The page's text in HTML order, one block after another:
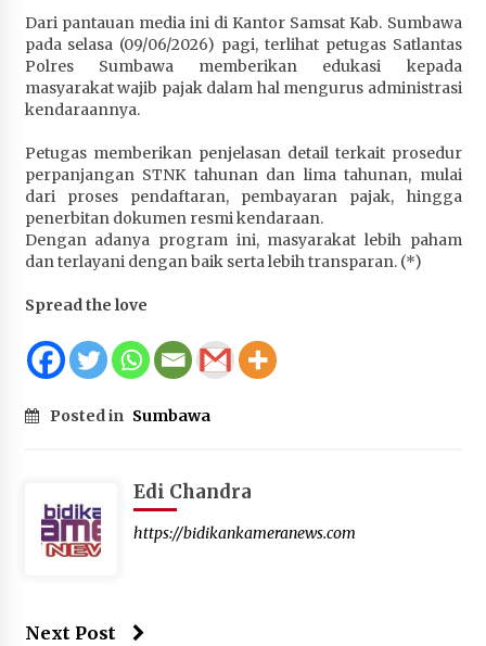
Pelatihan PDPP 2026 Bali
4 minggu ago
Terapkan “Polantas Menyapa”, Satlantas Polres
Sumbawa Berupaya Wujudkan Pelayanan
4 minggu ago
Capaian Program Pemerintah Kabupaten
Sumbawa Terus Dirasakan Masyarakat
4 minggu ago
Dari pantauan media ini di Kantor Samsat Kab. Sumbawa
pada selasa (09/06/2026) pagi, terlihat petugas Satlantas
Polres Sumbawa memberikan edukasi kepada
masyarakat wajib pajak dalam hal mengurus administrasi
kendaraannya.
Petugas memberikan penjelasan detail terkait prosedur
perpanjangan STNK tahunan dan lima tahunan, mulai
dari proses pendaftaran, pembayaran pajak, hingga
penerbitan dokumen resmi kendaraan.
Dengan adanya program ini, masyarakat lebih paham
dan terlayani dengan baik serta lebih transparan. (*)
Spread the love
Posted in Sumbawa
Edi Chandra
https://bidikankameranews.com
Next Post